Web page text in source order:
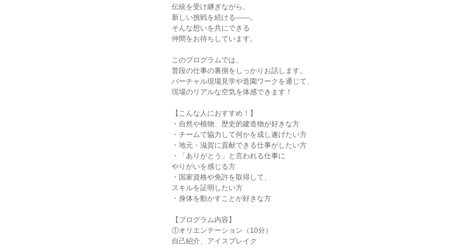
伝統を受け継ぎながら、
新しい挑戦を続ける――。
そんな想いを共にできる
仲間をお待ちしています。
このプログラムでは、
普段の仕事の裏側をしっかりお話します。
バーチャル現場見学や造園ワークを通じて、
現場のリアルな空気を体感できます！
【こんな人におすすめ！】
・自然や植物、歴史的建造物が好きな方
・チームで協力して何かを成し遂げたい方
・地元・滋賀に貢献できる仕事がしたい方
・「ありがとう」と言われる仕事に
やりがいを感じる方
・国家資格や免許を取得して、
スキルを証明したい方
・身体を動かすことが好きな方
【プログラム内容】
①オリエンテーション（10分）
自己紹介、アイスブレイク